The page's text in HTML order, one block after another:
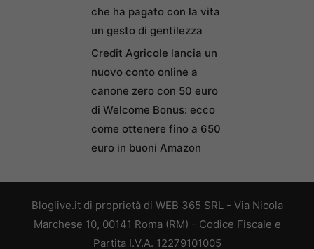
che ha pagato con la vita
un gesto di gentilezza
Credit Agricole lancia un
nuovo conto online a
canone zero con 50 euro
di Welcome Bonus: ecco
come ottenere fino a 650
euro in buoni Amazon
Bloglive.it di proprietà di WEB 365 SRL - Via Nicola
Marchese 10, 00141 Roma (RM) - Codice Fiscale e
Partita I.V.A. 12279101005